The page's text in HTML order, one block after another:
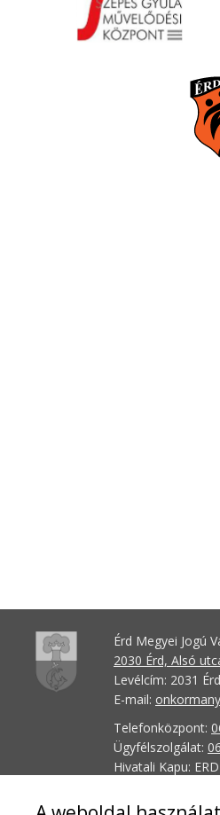
Érd Megyei Jogú
2030 Érd, Alsó
Levélcím: 2031
E-mail:
Telefonközpont:
Ügyfélszolgálat:
Hivatali Kapu: